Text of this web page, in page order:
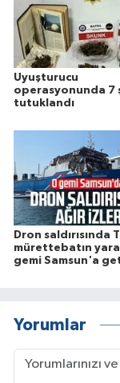
Uyuşturucu
operasyonunda 7
tutuklandı
Dron saldırısında
mürettebatın
gemi Samsun'a
Yorumlar